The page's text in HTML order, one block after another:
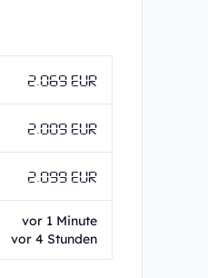
2.069 EUR
2.009 EUR
2.099 EUR
vor 1 Minute
vor 4 Stunden